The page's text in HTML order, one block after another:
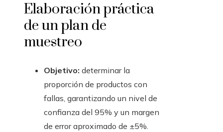
Elaboración práctica
de un plan de
muestreo
Objetivo: determinar la
proporción de productos con
fallas, garantizando un nivel de
confianza del 95% y un margen
de error aproximado de ±5%.